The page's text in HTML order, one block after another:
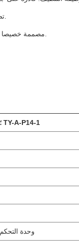
TY-A-M14-1؛ TY-A-P14-1
وحدة